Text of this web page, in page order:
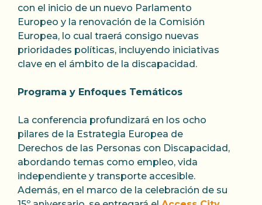
con el inicio de un nuevo Parlamento
Europeo y la renovación de la Comisión
Europea, lo cual traerá consigo nuevas
prioridades políticas, incluyendo iniciativas
clave en el ámbito de la discapacidad.
Programa y Enfoques Temáticos
La conferencia profundizará en los ocho
pilares de la Estrategia Europea de
Derechos de las Personas con Discapacidad,
abordando temas como empleo, vida
independiente y transporte accesible.
Además, en el marco de la celebración de su